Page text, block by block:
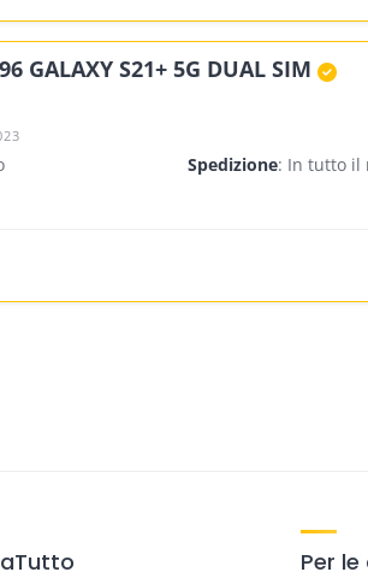
GALAXY S21+ 5G DUAL SIM
Spedizione: In tutto il
Per